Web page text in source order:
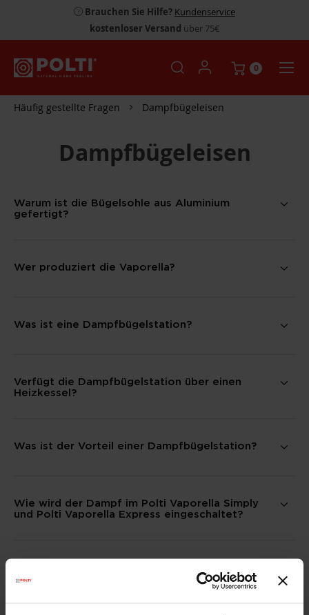
Brauchen Sie Hilfe? Kundenservice
kostenloser Versand über 75€
0
Häufig gestellte Fragen Dampfbügeleisen
Dampfbügeleisen
Warum ist die Bügelsohle aus Aluminium
gefertigt?
Wer produziert die Vaporella?
Was ist eine Dampfbügelstation?
Verfügt die Dampfbügelstation über einen
Heizkessel?
Was ist der Vorteil einer Dampfbügelstation?
Wie wird der Dampf im Polti Vaporella Simply
und Polti Vaporella Express eingeschaltet?